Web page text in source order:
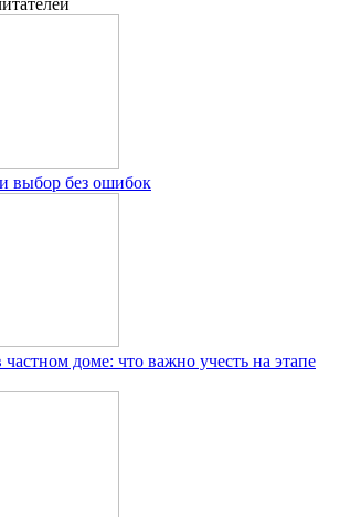
выбор без ошибок
доме: что важно учесть на этапе